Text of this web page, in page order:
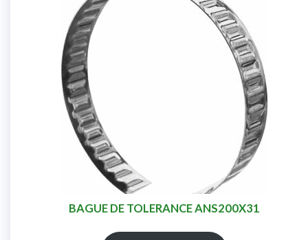
BAGUE DE TOLERANCE ANS200X31